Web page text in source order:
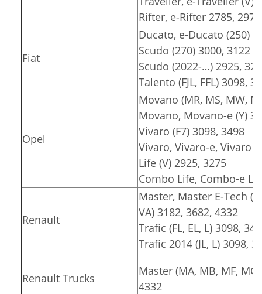
Rifter, e-Rifter 2785, 2975
Fiat
Ducato, e-Ducato (250)
Scudo (270) 3000, 3122
Scudo (2022-…) 2925,
Talento (FJL, FFL) 3098,
Opel
Movano (MR, MS, MW,
Movano, Movano-e (Y)
Vivaro (F7) 3098, 3498
Vivaro, Vivaro-e, Vivaro
Life (V) 2925, 3275
Combo Life, Combo-e
Renault
Master, Master E-Tech
VA) 3182, 3682, 4332
Trafic (FL, EL, L) 3098,
Trafic 2014 (JL, L) 3098,
Renault Trucks
Master (MA, MB, MF,
4332